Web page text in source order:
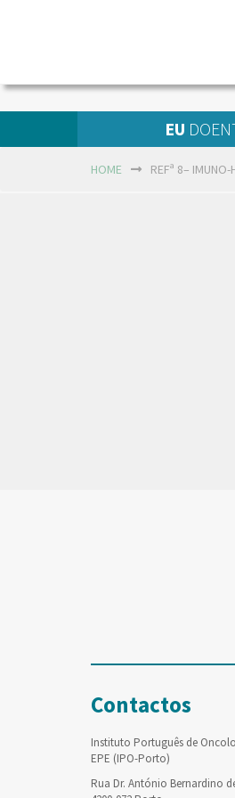
EU
HOME REFª 8– IMUNO-
Contactos
Instituto Português de
EPE (IPO-Porto)
Rua Dr. António Bernardino